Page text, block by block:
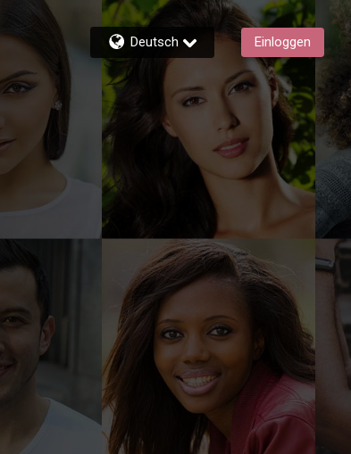
Deutsch Einloggen